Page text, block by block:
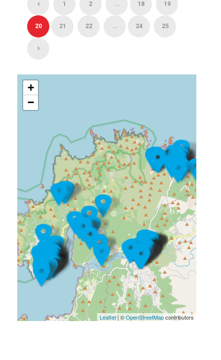
1 2 ... 18 19
20 21 22 ... 24 25
+
−
Leaflet| ©OpenStreetMapcontributors